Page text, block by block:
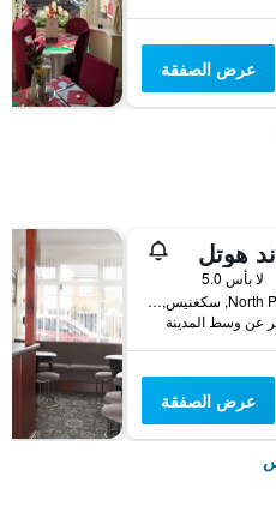
عرض الصفقة
هوتل
لا بأس 5.0
14 North Parade, سكغنيس, المملكة المتحدة
عرض الصفقة